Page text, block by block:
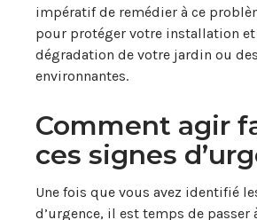
impératif de remédier à ce
pour protéger votre installation
dégradation de votre jardin ou
environnantes.
Comment agir
ces signes
Une fois que vous avez identifié
d’urgence, il est temps de passer